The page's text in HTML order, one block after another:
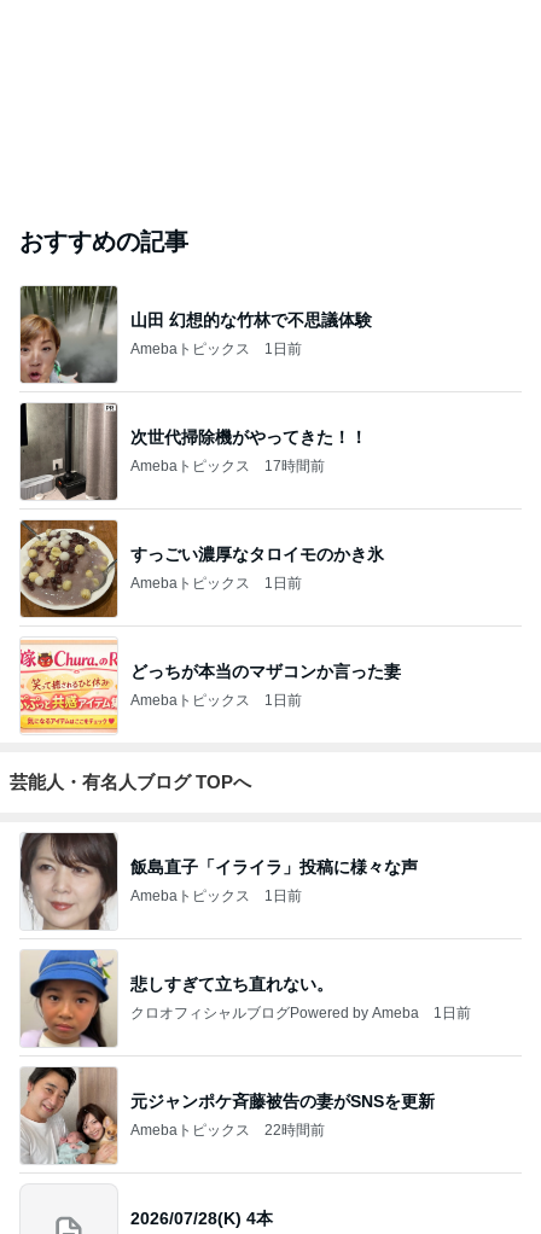
おすすめの記事
山田 幻想的な竹林で不思議体験
Amebaトピックス 1日前
次世代掃除機がやってきた！！
Amebaトピックス 17時間前
すっごい濃厚なタロイモのかき氷
Amebaトピックス 1日前
どっちが本当のマザコンか言った妻
Amebaトピックス 1日前
芸能人・有名人ブログ TOPへ
飯島直子「イライラ」投稿に様々な声
Amebaトピックス 1日前
悲しすぎて立ち直れない。
クロオフィシャルブログPowered by Ameba 1日前
元ジャンポケ斉藤被告の妻がSNSを更新
Amebaトピックス 22時間前
2026/07/28(K) 4本